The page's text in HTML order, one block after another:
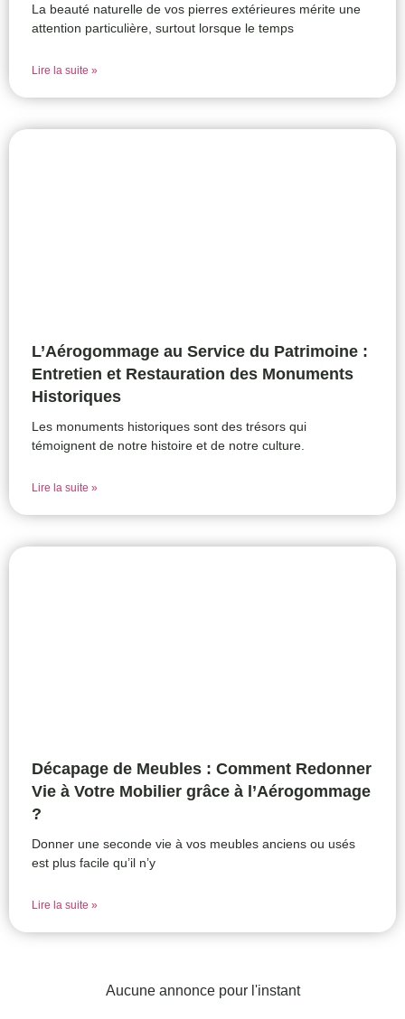
La beauté naturelle de vos pierres extérieures mérite une
attention particulière, surtout lorsque le temps
Lire la suite »
L’Aérogommage au Service du Patrimoine :
Entretien et Restauration des Monuments
Historiques
Les monuments historiques sont des trésors qui
témoignent de notre histoire et de notre culture.
Lire la suite »
Décapage de Meubles : Comment Redonner
Vie à Votre Mobilier grâce à l’Aérogommage
?
Donner une seconde vie à vos meubles anciens ou usés
est plus facile qu’il n’y
Lire la suite »
Aucune annonce pour l'instant